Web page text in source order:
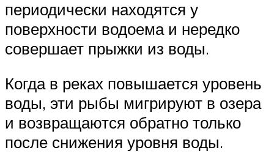
периодически находятся у
поверхности водоема и нередко
совершает прыжки из воды.
Когда в реках повышается уровень
воды, эти рыбы мигрируют в озера
и возвращаются обратно только
после снижения уровня воды.